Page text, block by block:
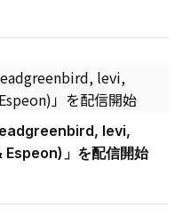
levi,
」を配信開始